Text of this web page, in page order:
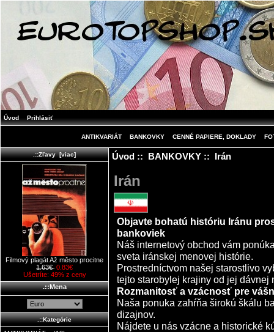
Úvod Prihlásiť
ANTIKVARIÁT BANKOVKY CENNÉ PAPIERE, DOKLADY
.::Zľavy [viac]
Filmový plagát Až město procitne
1.63€ 0.83€
Ušetríte: 49% z ceny
.::Mena
.::Kategórie
Úvod:: BANKOVKY:: Irán
Irán
Objavte bohatú históriu Iránu
bankoviek
Náš internetový obchod vám
sveta iránskej menovej histórie.
Prostredníctvom našej starostlivo
tejto starobylej krajiny od jej dávnej
Rozmanitosť a vzácnosť pre
Naša ponuka zahŕňa širokú škálu
dizajnov.
Nájdete u nás vzácne a historické